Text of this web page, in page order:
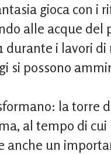
gioca con i
alle acque del
durante i lavori
si possono
la torre
al tempo di
anche un